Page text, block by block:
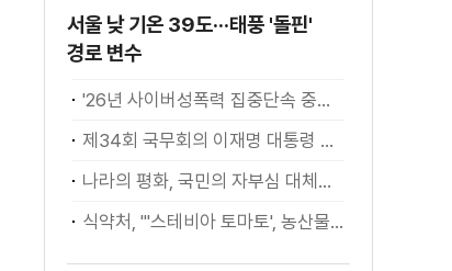
서울 낮 기온 39도···태풍 '돌핀'
경로 변수
'26년 사이버성폭력 집중단속 중간성과 발표···향후 추진계획은?
제34회 국무회의 이재명 대통령 모두발언
나라의 평화, 국민의 자부심 대체불가 대한민국 이재명 대통령 모두말씀
식약처, "'스테비아 토마토', 농산물 아닌 가공식품"